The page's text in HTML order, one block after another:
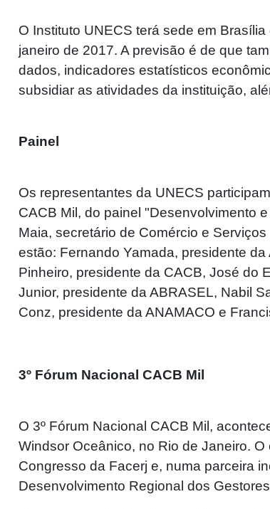
O Instituto UNECS terá sede em
janeiro de 2017. A previsão é de que
dados, indicadores estatísticos
subsidiar as atividades da instituição,
Painel
Os representantes da UNECS
CACB Mil, do painel "Desenvolvimento
Maia, secretário de Comércio e
estão: Fernando Yamada, presidente
Pinheiro, presidente da CACB, José do
Junior, presidente da ABRASEL, Nabil
Conz, presidente da ANAMACO e
3º Fórum Nacional CACB Mil
O 3º Fórum Nacional CACB Mil,
Windsor Oceânico, no Rio de Janeiro.
Congresso da Facerj e, numa parceira
Desenvolvimento Regional dos